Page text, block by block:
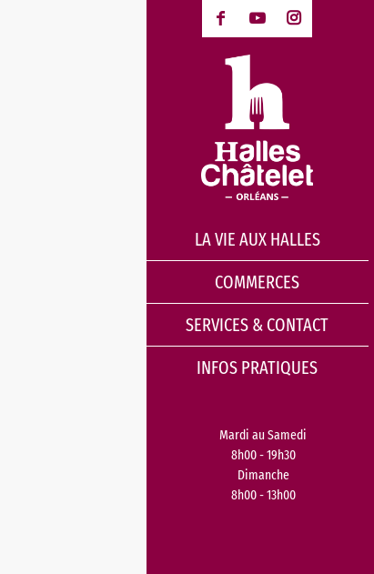
LA VIE AUX HALLES
COMMERCES
SERVICES & CONTACT
INFOS PRATIQUES
Mardi au Samedi
8h00 - 19h30
Dimanche
8h00 - 13h00